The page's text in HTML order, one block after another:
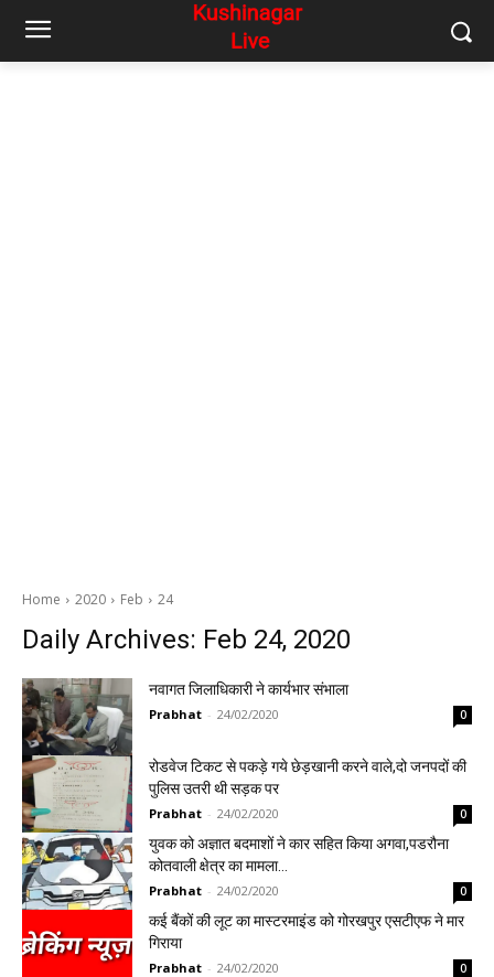
Home 2020 Feb 24
Daily Archives: Feb 24, 2020
नवागत जिलाधिकारी ने कार्यभार संभाला
Prabhat - 24/02/2020 0
रोडवेज टिकट से पकड़े गये छेड़खानी करने वाले,दो जनपदों की
पुलिस उतरी थी सड़क पर
Prabhat - 24/02/2020 0
युवक को अज्ञात बदमाशों ने कार सहित किया अगवा,पडरौना
कोतवाली क्षेत्र का मामला…
Prabhat - 24/02/2020 0
कई बैंकों की लूट का मास्टरमाइंड को गोरखपुर एसटीएफ ने मार
गिराया
Prabhat - 24/02/2020 0